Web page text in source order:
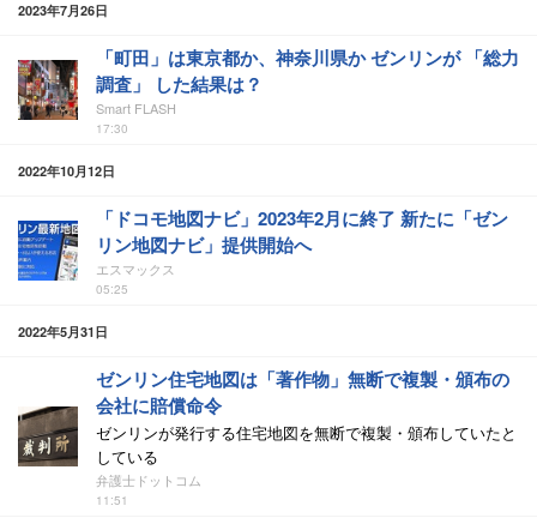
2023年7月26日
「町田」は東京都か、神奈川県か ゼンリンが 「総力
調査」 した結果は？
Smart FLASH
17:30
2022年10月12日
「ドコモ地図ナビ」2023年2月に終了 新たに「ゼン
リン地図ナビ」提供開始へ
エスマックス
05:25
2022年5月31日
ゼンリン住宅地図は「著作物」無断で複製・頒布の
会社に賠償命令
ゼンリンが発行する住宅地図を無断で複製・頒布していたと
している
弁護士ドットコム
11:51